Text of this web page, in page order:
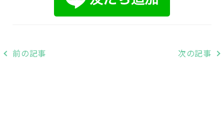
投
前の記事 次の記事